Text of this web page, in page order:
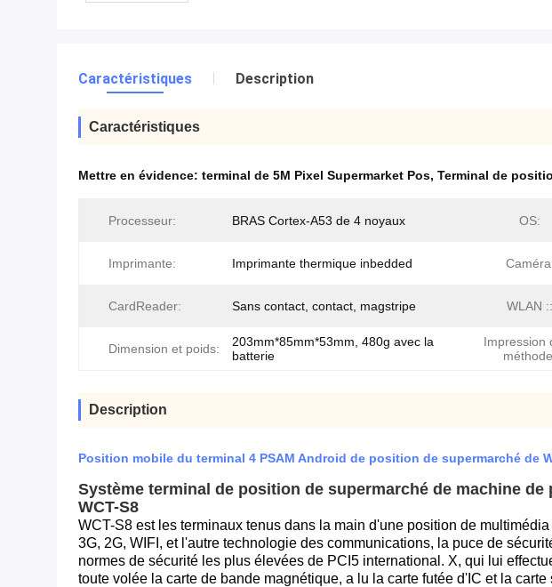
Caractéristiques Description
Caractéristiques
Mettre en évidence: terminal de 5M Pixel Supermarket Pos, Terminal de
Processeur: BRAS Cortex-A53 de 4 noyaux OS:
Imprimante: Imprimante thermique inbedded
CardReader: Sans contact, contact, magstripe WLAN ::
Dimension et poids:
203mm*85mm*53mm, 480g avec la
batterie
Impression
Description
Position mobile du terminal 4 PSAM Android de position de supermarché de
Système terminal de position de supermarché de machine
WCT-S8
WCT-S8 est les terminaux tenus dans la main d'une position de
3G, 2G, WIFI, et l'autre technologie des communications, la puce de
normes de sécurité les plus élevées de PCI5 international. X, qui lui
toute volée la carte de bande magnétique, a lu la carte futée d'IC et la